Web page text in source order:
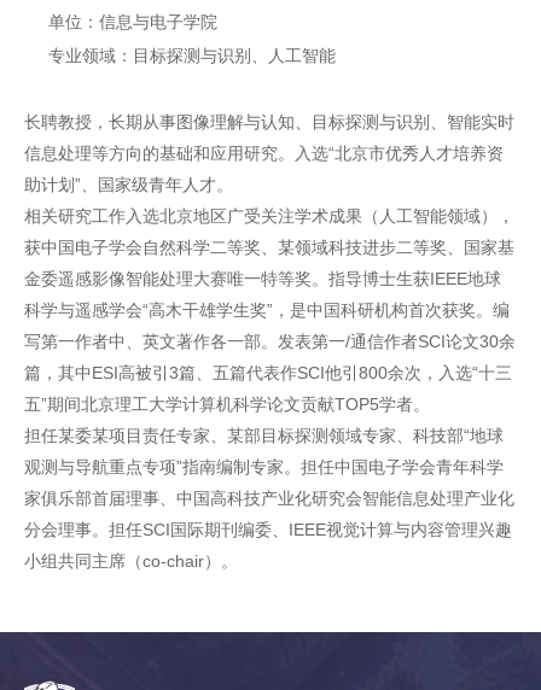
单位：信息与电子学院
专业领域：目标探测与识别、人工智能
长聘教授，长期从事图像理解与认知、目标探测与识别、智能实时
信息处理等方向的基础和应用研究。入选“北京市优秀人才培养资
助计划”、国家级青年人才。
相关研究工作入选北京地区广受关注学术成果（人工智能领域），
获中国电子学会自然科学二等奖、某领域科技进步二等奖、国家基
金委遥感影像智能处理大赛唯一特等奖。指导博士生获IEEE地球
科学与遥感学会“高木干雄学生奖”，是中国科研机构首次获奖。编
写第一作者中、英文著作各一部。发表第一/通信作者SCI论文30余
篇，其中ESI高被引3篇、五篇代表作SCI他引800余次，入选“十三
五”期间北京理工大学计算机科学论文贡献TOP5学者。
担任某委某项目责任专家、某部目标探测领域专家、科技部“地球
观测与导航重点专项”指南编制专家。担任中国电子学会青年科学
家俱乐部首届理事、中国高科技产业化研究会智能信息处理产业化
分会理事。担任SCI国际期刊编委、IEEE视觉计算与内容管理兴趣
小组共同主席（co-chair）。